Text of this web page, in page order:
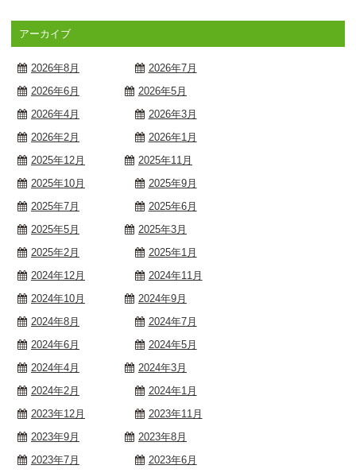
アーカイブ
2026年8月
2026年7月
2026年6月
2026年5月
2026年4月
2026年3月
2026年2月
2026年1月
2025年12月
2025年11月
2025年10月
2025年9月
2025年7月
2025年6月
2025年5月
2025年3月
2025年2月
2025年1月
2024年12月
2024年11月
2024年10月
2024年9月
2024年8月
2024年7月
2024年6月
2024年5月
2024年4月
2024年3月
2024年2月
2024年1月
2023年12月
2023年11月
2023年9月
2023年8月
2023年7月
2023年6月